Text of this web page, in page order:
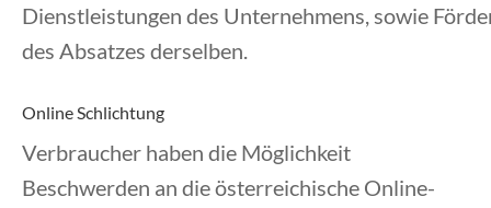
Dienstleistungen des Unternehmens, sowie
des Absatzes derselben.
Online Schlichtung
Verbraucher haben die Möglichkeit
Beschwerden an die österreichische Online-